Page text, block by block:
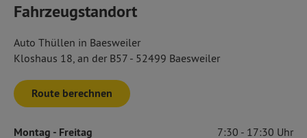
Fahrzeugstandort
Auto Thüllen in Baesweiler
Kloshaus 18, an der B57 - 52499 Baesweiler
Route berechnen
Montag - Freitag 7:30 17:30